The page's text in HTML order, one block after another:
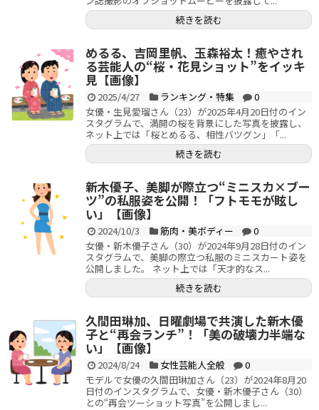
続きを読む
めるる、吉岡里帆、玉森裕太！癒やされ
る芸能人の“桜・花見ショット”をイッキ
見【画像】
2025/4/27 ランキング・特集
0
女優・生見愛瑠さん（23）が2025年4月20日付のイン
スタグラムで、満開の桜を背景にした写真を披露し、
ネット上では「桜とめるる、相性バツグン」「...
続きを読む
新木優子、美脚が際立つ“ミニスカ×ブー
ツ”の私服姿を公開！「フトモモが眩し
い」【画像】
2024/10/3 筋肉・美ボディー
0
女優・新木優子さん（30）が2024年9月28日付のイン
スタグラムで、美脚の際立つ私服のミニスカート姿を
公開しました。 ネット上では「天才的なス...
続きを読む
久間田琳加、日曜劇場で共演した新木優
子と“再会ランチ”！「美の破壊力半端な
い」【画像】
2024/8/24 女性芸能人全般
0
モデルで女優の久間田琳加さん（23）が2024年8月20
日付のインスタグラムで、女優・新木優子さん（30）
との“再会ツーショット写真”を公開しまし...